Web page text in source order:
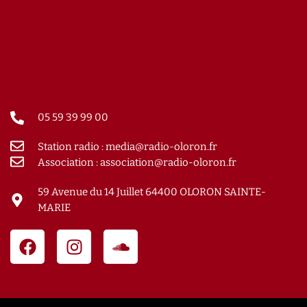
05 59 39 99 00
Station radio : media@radio-oloron.fr
Association : association@radio-oloron.fr
59 Avenue du 14 Juillet 64400 OLORON SAINTE-
MARIE